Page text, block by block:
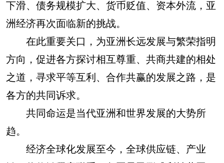
下滑、债务规模扩大、货币贬值、资本外流，亚
洲经济再次面临新的挑战。
在此重要关口，为亚洲长远发展与繁荣指明
方向，促进各方探讨相互尊重、共商共建的相处
之道，寻求平等互利、合作共赢的发展之路，是
各方的共同诉求。
共同命运是当代亚洲和世界发展的大势所
趋。
经济全球化发展至今，全球供应链、产业